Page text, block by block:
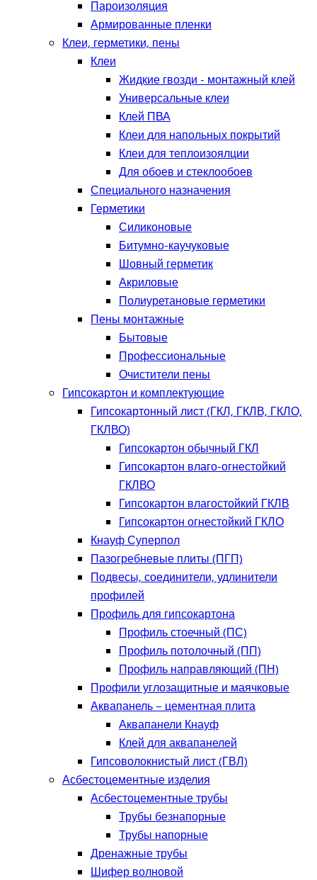
Пароизоляция
Армированные пленки
Клеи, герметики, пены
Клеи
Жидкие гвозди - монтажный клей
Универсальные клеи
Клей ПВА
Клеи для напольных покрытий
Клеи для теплоизоялции
Для обоев и стеклообоев
Специального назначения
Герметики
Силиконовые
Битумно-каучуковые
Шовный герметик
Акриловые
Полиуретановые герметики
Пены монтажные
Бытовые
Профессиональные
Очистители пены
Гипсокартон и комплектующие
Гипсокартонный лист (ГКЛ, ГКЛВ, ГКЛО,
ГКЛВО)
Гипсокартон обычный ГКЛ
Гипсокартон влаго-огнестойкий
ГКЛВО
Гипсокартон влагостойкий ГКЛВ
Гипсокартон огнестойкий ГКЛО
Кнауф Суперпол
Пазогребневые плиты (ПГП)
Подвесы, соединители, удлинители
профилей
Профиль для гипсокартона
Профиль стоечный (ПС)
Профиль потолочный (ПП)
Профиль направляющий (ПН)
Профили углозащитные и маячковые
Аквапанель – цементная плита
Аквапанели Кнауф
Клей для аквапанелей
Гипсоволокнистый лист (ГВЛ)
Асбестоцементные изделия
Асбестоцементные трубы
Трубы безнапорные
Трубы напорные
Дренажные трубы
Шифер волновой